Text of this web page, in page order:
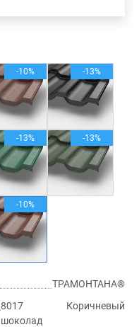
-10% -13%
-13% -13%
-10%
ТРАМОНТАНА®
8017 Коричневый
шоколад